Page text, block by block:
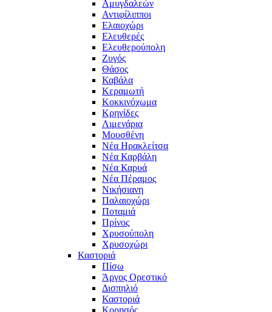
Αμυγδαλεών
Αντιφίλιπποι
Ελαιοχώρι
Ελευθερές
Ελευθερούπολη
Ζυγός
Θάσος
Καβάλα
Κεραμωτή
Κοκκινόχωμα
Κρηνίδες
Λιμενάρια
Μουσθένη
Νέα Ηρακλείτσα
Νέα Καρβάλη
Νέα Καρυά
Νέα Πέραμος
Νικήσιανη
Παλαιοχώρι
Ποταμιά
Πρίνος
Χρυσούπολη
Χρυσοχώρι
Καστοριά
Πίσω
Άργος Ορεστικό
Δισπηλιό
Καστοριά
Κορησός